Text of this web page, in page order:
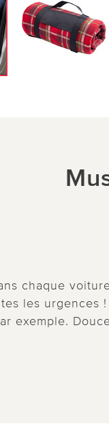
chaque
les urgences
exemple.